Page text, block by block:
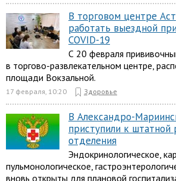
В торговом центре
работать выездной
COVID-19
С 20 февраля
в торгово-развлекательном центре,
площади Вокзальной.
17 февраля, 10:20 Здоровье
В Александро-
приступили к
отделения
Эндокринологическое,
пульмонологическое,
вновь открыты для плановой